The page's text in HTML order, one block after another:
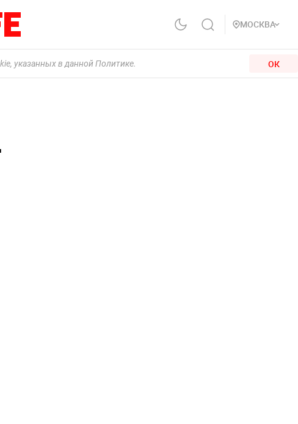
МОСКВА
указанных в данной Политике. ОК